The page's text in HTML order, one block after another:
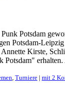
Potsdam
Potsdam-
Kirste,
Turniere | mit 2